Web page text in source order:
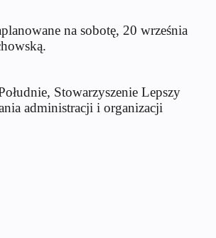
na sobotę, 20 września
Stowarzyszenie Lepszy
administracji i organizacji